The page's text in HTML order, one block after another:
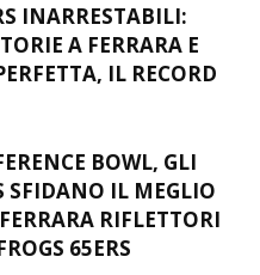
INARRESTABILI:
A FERRARA E
IL RECORD
BOWL, GLI
SFIDANO IL MEGLIO
RIFLETTORI
65ERS